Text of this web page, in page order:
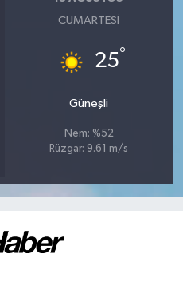
CUMARTESI
25°
Güneşli
Nem: %52
Rüzgar: 9.61 m/s